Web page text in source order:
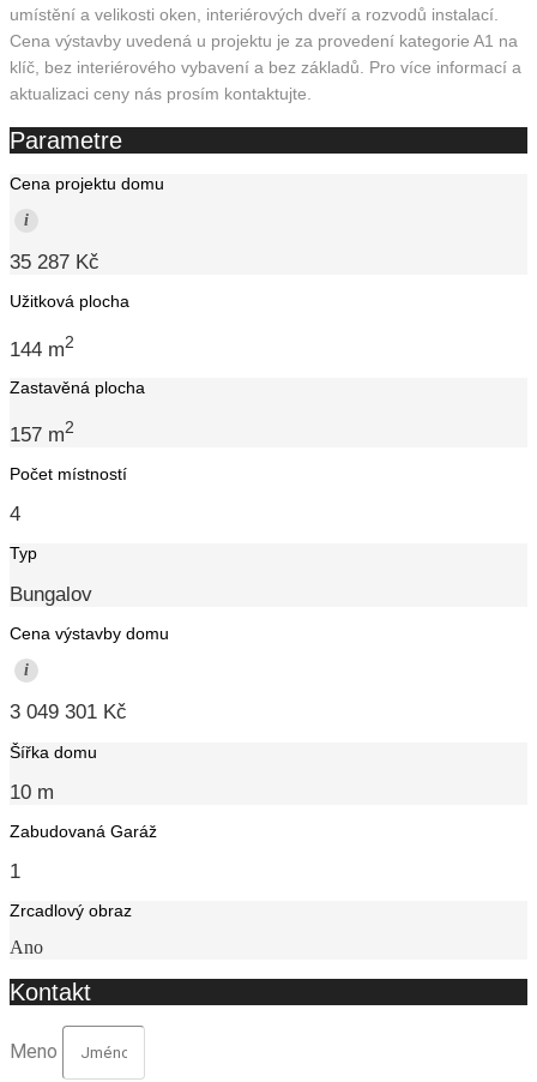
umístění a velikosti oken, interiérových dveří a rozvodů instalací.
Cena výstavby uvedená u projektu je za provedení kategorie A1 na
klíč, bez interiérového vybavení a bez základů. Pro více informací a
aktualizaci ceny nás prosím kontaktujte.
Parametre
Cena projektu domu
i
35 287 Kč
Užitková plocha
144 m2
Zastavěná plocha
157 m2
Počet místností
4
Typ
Bungalov
Cena výstavby domu
i
3 049 301 Kč
Šířka domu
10 m
Zabudovaná Garáž
1
Zrcadlový obraz
Ano
Kontakt
Meno